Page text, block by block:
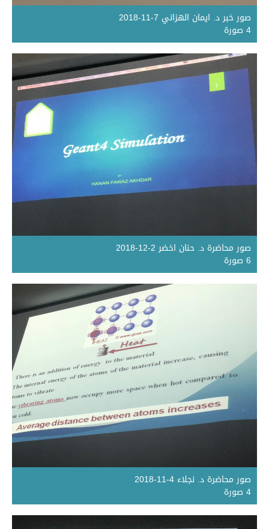
صور خبر د. ايمان الهزاني 7-11-2018
4 صورة
صور محاضرة د. حنان اخضر 2-12-2018
6 صورة
صور محاضرة د. نجلاء 4-11-2018
4 صورة